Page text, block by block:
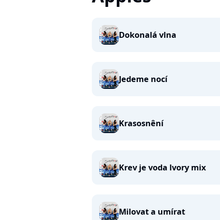
Dokonalá vlna
Jedeme nocí
Krasosnêní
Krev je voda lvory mix
Milovat a umírat